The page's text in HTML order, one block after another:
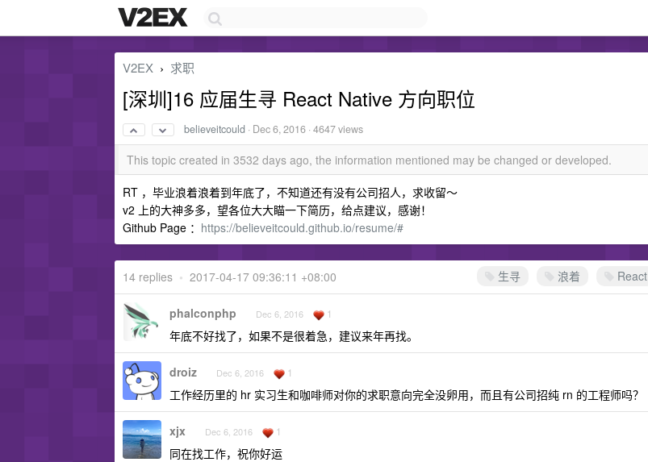
V2EX › 求职
[深圳]16 应届生寻 React Native 方向职位
believeitcould · Dec 6, 2016 · 4647 views
This topic created in 3532 days ago, the information mentioned may be changed or developed.
RT ，毕业浪着浪着到年底了，不知道还有没有公司招人，求收留～
v2 上的大神多多，望各位大大瞄一下简历，给点建议，感谢！
Github Page ： https://believeitcould.github.io/resume/#
生寻 浪着 React
14 replies • 2017-04-17 09:36:11 +08:00
phalconphp Dec 6, 2016 1
年底不好找了，如果不是很着急，建议来年再找。
droiz Dec 6, 2016 1
工作经历里的 hr 实习生和咖啡师对你的求职意向完全没卵用，而且有公司招纯 rn 的工程师吗？
xjx Dec 6, 2016 1
同在找工作，祝你好运